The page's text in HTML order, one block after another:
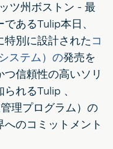
ツ州ボストン - 最
あるTulip本日、
別に設計されたコ
ステム）の発売を
信頼性の高いソリ
れるTulip 、
理プログラム）の
のコミットメント